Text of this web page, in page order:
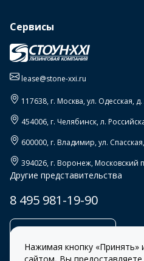
Сервисы
lease@stone-xxi.ru
117638, г. Москва,ул. Одесская, д.
454006, г. Челябинск,л.
600000, г. Владимир,ул.
394026, г. Воронеж,Московский
Другие представительства
8 495 981-19-90
Нажимая кнопку «Принять»